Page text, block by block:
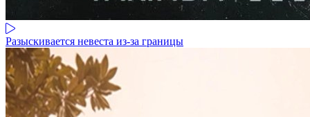
Разыскивается невеста из-за границы